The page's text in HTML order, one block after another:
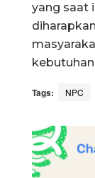
yang saat
Tags: NPC